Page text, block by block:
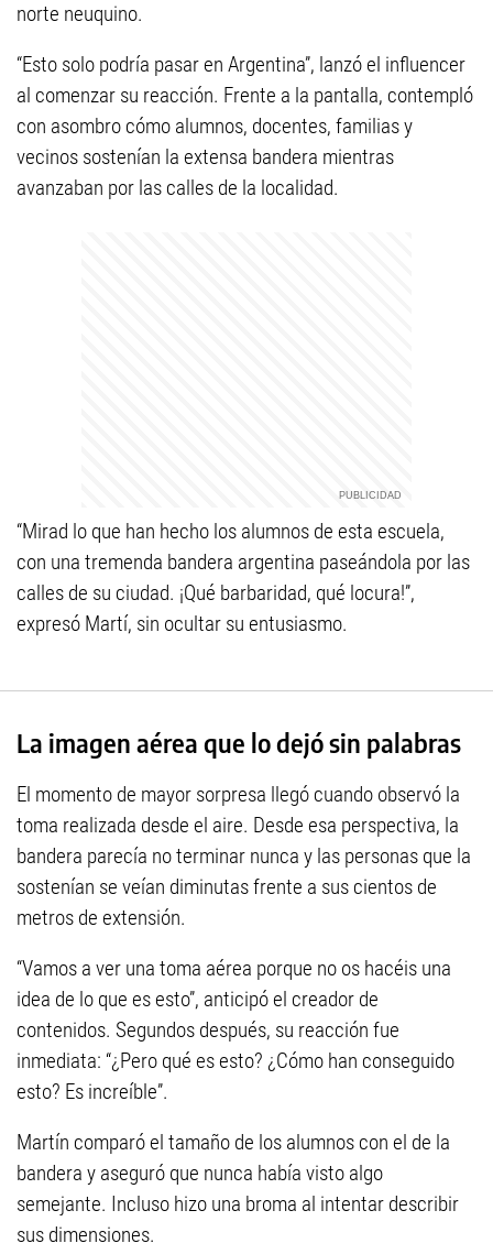
norte neuquino.
“Esto solo podría pasar en Argentina”, lanzó el influencer
al comenzar su reacción. Frente a la pantalla, contempló
con asombro cómo alumnos, docentes, familias y
vecinos sostenían la extensa bandera mientras
avanzaban por las calles de la localidad.
“Mirad lo que han hecho los alumnos de esta escuela,
con una tremenda bandera argentina paseándola por las
calles de su ciudad. ¡Qué barbaridad, qué locura!”,
expresó Martí, sin ocultar su entusiasmo.
La imagen aérea que lo dejó sin palabras
El momento de mayor sorpresa llegó cuando observó la
toma realizada desde el aire. Desde esa perspectiva, la
bandera parecía no terminar nunca y las personas que la
sostenían se veían diminutas frente a sus cientos de
metros de extensión.
“Vamos a ver una toma aérea porque no os hacéis una
idea de lo que es esto”, anticipó el creador de
contenidos. Segundos después, su reacción fue
inmediata: “¿Pero qué es esto? ¿Cómo han conseguido
esto? Es increíble”.
Martín comparó el tamaño de los alumnos con el de la
bandera y aseguró que nunca había visto algo
semejante. Incluso hizo una broma al intentar describir
sus dimensiones.